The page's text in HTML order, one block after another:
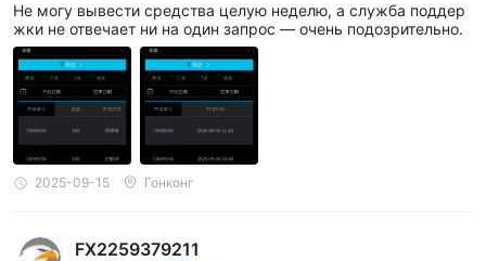
Не могу вывести средства целую неделю, а служба поддер
жки не отвечает ни на один запрос — очень подозрительно.
2025-09-15 Гонконг
FX2259379211